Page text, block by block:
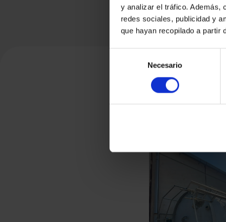
y analizar el tráfico. Además,
redes sociales, publicidad y
que hayan recopilado a partir
consentimiento
Necesario